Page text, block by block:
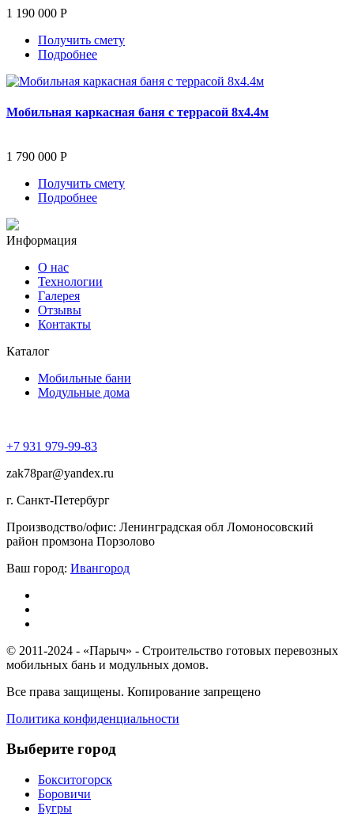
1 190 000 Р
Получить смету
Подробнее
Мобильная каркасная баня с террасой 8х4.4м
1 790 000 Р
Получить смету
Подробнее
Информация
О нас
Технологии
Галерея
Отзывы
Контакты
Каталог
Мобильные бани
Модульные дома
+7 931 979-99-83
zak78par@yandex.ru
г. Санкт-Петербург
Производство/офис: Ленинградская обл Ломоносовский
район промзона Порзолово
Ваш город: Ивангород
© 2011-2024 - «Парыч» - Строительство готовых перевозных
мобильных бань и модульных домов.
Все права защищены. Копирование запрещено
Политика конфиденциальности
Выберите город
Бокситогорск
Боровичи
Бугры